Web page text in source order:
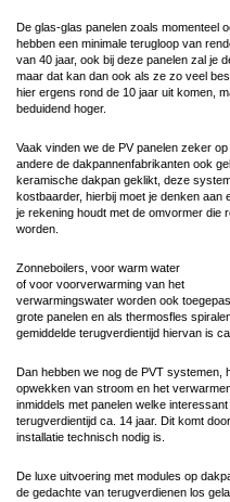
De glas-glas panelen zoals momenteel
hebben een minimale terugloop van
van 40 jaar, ook bij deze panelen zal je
maar dat kan dan ook als ze zo veel
hier ergens rond de 10 jaar uit komen,
beduidend hoger.
Vaak vinden we de PV panelen zeker
andere de dakpannenfabrikanten ook
keramische dakpan geklikt, deze
kostbaarder, hierbij moet je denken
je rekening houdt met de omvormer die
worden.
Zonneboilers, voor warm water
of voor voorverwarming van het
verwarmingswater worden ook
grote panelen en als thermosfles
gemiddelde terugverdientijd hiervan is
Dan hebben we nog de PVT systemen,
opwekken van stroom en het
inmiddels met panelen welke
terugverdientijd ca. 14 jaar. Dit komt
installatie technisch nodig is.
De luxe uitvoering met modules op
de gedachte van terugverdienen los